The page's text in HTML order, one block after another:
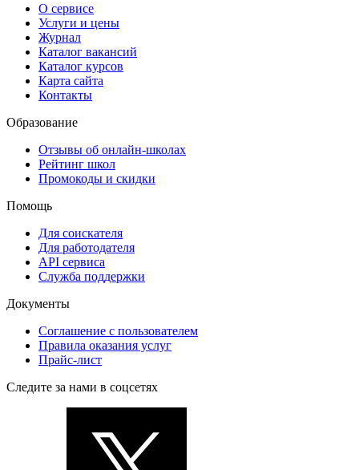
О сервисе
Услуги и цены
Журнал
Каталог вакансий
Каталог курсов
Карта сайта
Контакты
Образование
Отзывы об онлайн-школах
Рейтинг школ
Промокоды и скидки
Помощь
Для соискателя
Для работодателя
API сервиса
Служба поддержки
Документы
Соглашение с пользователем
Правила оказания услуг
Прайс-лист
Следите за нами в соцсетях